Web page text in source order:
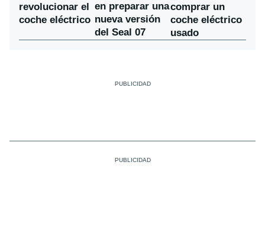
revolucionar el
coche eléctrico
en preparar una
nueva versión
del Seal 07
comprar un
coche eléctrico
usado